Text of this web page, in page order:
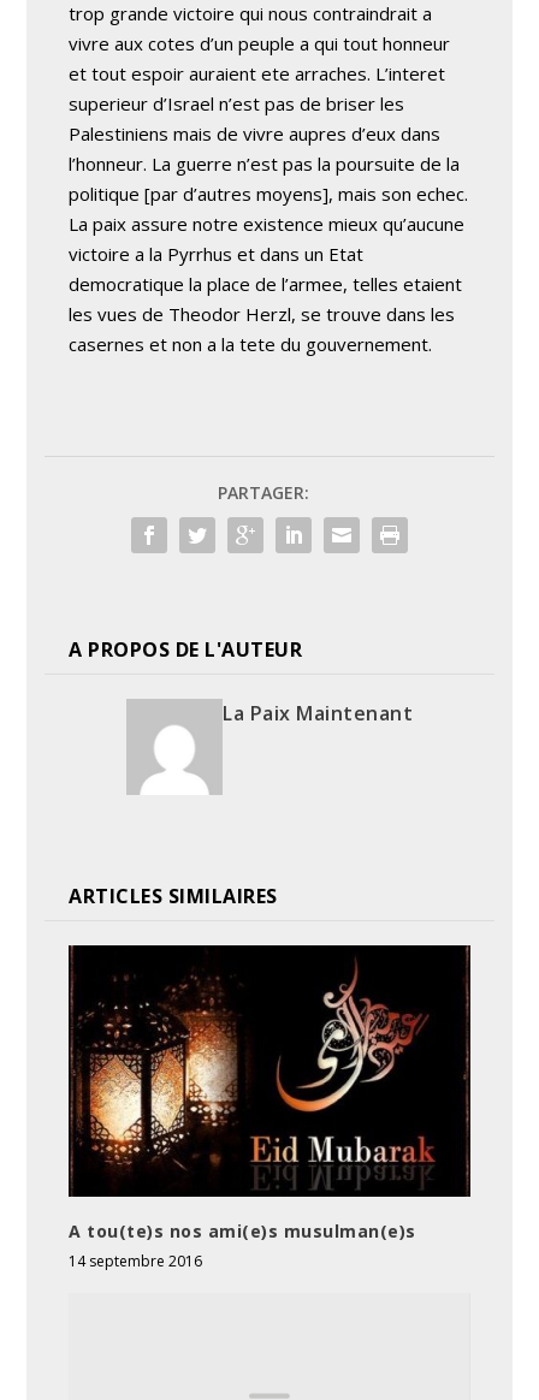
trop grande victoire qui nous contraindrait a
vivre aux cotes d’un peuple a qui tout honneur
et tout espoir auraient ete arraches. L’interet
superieur d’Israel n’est pas de briser les
Palestiniens mais de vivre aupres d’eux dans
l’honneur. La guerre n’est pas la poursuite de la
politique [par d’autres moyens], mais son echec.
La paix assure notre existence mieux qu’aucune
victoire a la Pyrrhus et dans un Etat
democratique la place de l’armee, telles etaient
les vues de Theodor Herzl, se trouve dans les
casernes et non a la tete du gouvernement.
PARTAGER:
A PROPOS DE L'AUTEUR
La Paix Maintenant
ARTICLES SIMILAIRES
A tou(te)s nos ami(e)s musulman(e)s
14 septembre 2016